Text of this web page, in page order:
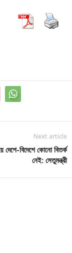
Next article
দেশে-বিদেশে কোনো বিতর্ক
নেই: সেতুমন্ত্রী